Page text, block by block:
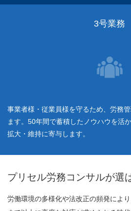
3号業務
事業者様・従業員様を守るため、労務
ます。50年間で蓄積したノウハウを活
拡大・維持に寄与します。
プリセル労務コンサルが選
労働環境の多様化や法改正の頻発によ